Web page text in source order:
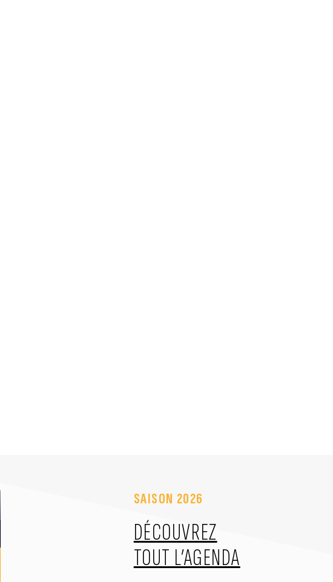
SAISON 2026
DÉCOUVREZ
TOUT L’AGENDA